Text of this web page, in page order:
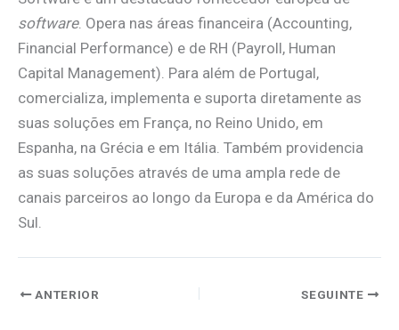
software. Opera nas áreas financeira (Accounting,
Financial Performance) e de RH (Payroll, Human
Capital Management). Para além de Portugal,
comercializa, implementa e suporta diretamente as
suas soluções em França, no Reino Unido, em
Espanha, na Grécia e em Itália. Também providencia
as suas soluções através de uma ampla rede de
canais parceiros ao longo da Europa e da América do
Sul.
ANTERIOR SEGUINTE